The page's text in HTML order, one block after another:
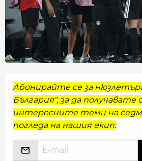
Абонирайте се за
България", за да получавате
интересните теми на
погледа на нашия екип: